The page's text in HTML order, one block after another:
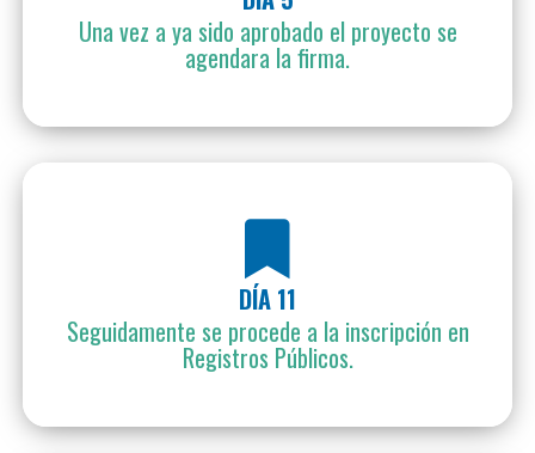
Una vez a ya sido aprobado el proyecto se
agendara la firma.
DÍA 11
Seguidamente se procede a la inscripción en
Registros Públicos.